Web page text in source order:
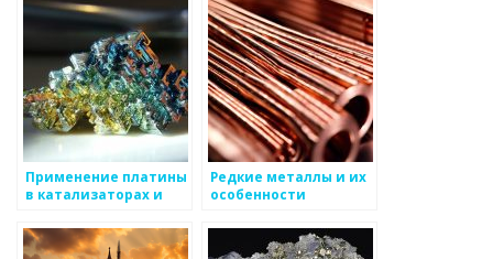
Применение платины
в катализаторах и
электроники
Редкие металлы и их
особенности